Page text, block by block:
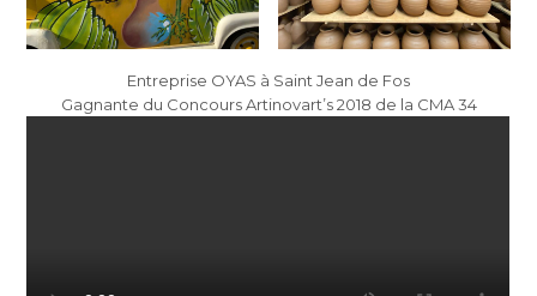
Entreprise OYAS à Saint Jean de Fos
Gagnante du Concours Artinovart’s 2018 de la CMA 34